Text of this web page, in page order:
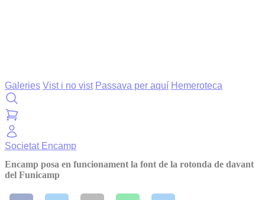
Galeries Vist i no vist Passava per aquí Hemeroteca
Societat Encamp
Encamp posa en funcionament la font de la rotonda de davant
del Funicamp